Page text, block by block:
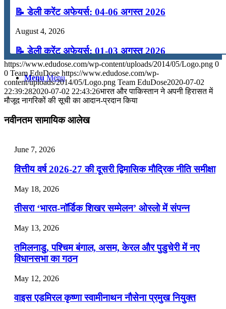
मॉक टेस्ट
टुडेज जीके
Menu Menu
📝 डेली करेंट अफेयर्स: 04-06 अगस्त 2026
August 4, 2026
📝 डेली करेंट अफेयर्स: 01-03 अगस्त 2026
July 31, 2026
📝 डेली करेंट अफेयर्स: 28-31 जुलाई 2026
July 25, 2026
📝 डेली करेंट अफेयर्स: 22-24 जुलाई 2026
July 22, 2026
📝 डेली करेंट अफेयर्स: 19-21 जुलाई 2026
July 19, 2026
📝 डेली करेंट अफेयर्स: 16-18 जुलाई 2026
https://www.edudose.com/wp-content/uploads/2014/05/Logo.png 0
0 Team EduDose https://www.edudose.com/wp-
content/uploads/2014/05/Logo.png Team EduDose2020-07-02
22:39:282020-07-02 22:43:26भारत और पाकिस्‍तान ने अपनी हिरासत में
मौजूद नागरिकों की सूची का आदान-प्रदान किया
नवीनतम सामायिक आलेख
June 7, 2026
वित्तीय वर्ष 2026-27 की दूसरी द्विमासिक मौद्रिक नीति समीक्षा
May 18, 2026
तीसरा ‘भारत-नॉर्डिक शिखर सम्मेलन’ ओस्लो में संपन्न
May 13, 2026
तमिलनाडु, पश्चिम बंगाल, असम, केरल और पुडुचेरी में नए
विधानसभा का गठन
May 12, 2026
वाइस एडमिरल कृष्णा स्वामीनाथन नौसेना प्रमुख नियुक्त